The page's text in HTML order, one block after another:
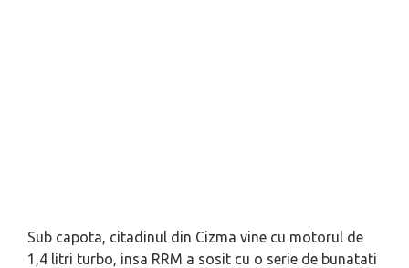
Sub capota, citadinul din Cizma vine cu motorul de
1,4 litri turbo, insa RRM a sosit cu o serie de bunatati